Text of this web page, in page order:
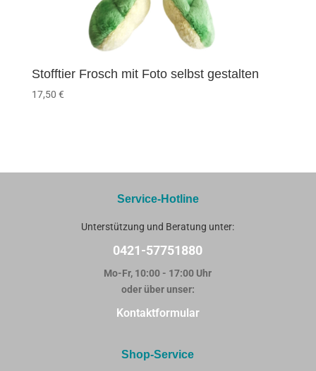
Stofftier Frosch mit Foto selbst gestalten
17,50 €
Service-Hotline
Unterstützung und Beratung unter:
0421-57751880
Mo-Fr, 10:00 - 17:00 Uhr
oder über unser:
Kontaktformular
Shop-Service